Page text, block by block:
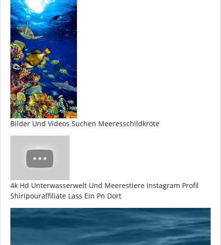
Bilder Und Videos Suchen Meeresschildkröte
4k Hd Unterwasserwelt Und Meerestiere Instagram Profil
Shiripouraffiliate Lass Ein Pn Dort